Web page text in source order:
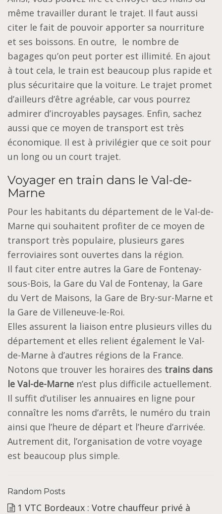
même travailler durant le trajet. Il faut aussi
citer le fait de pouvoir apporter sa nourriture
et ses boissons. En outre, le nombre de
bagages qu’on peut porter est illimité. En ajout
à tout cela, le train est beaucoup plus rapide et
plus sécuritaire que la voiture. Le trajet promet
d’ailleurs d’être agréable, car vous pourrez
admirer d’incroyables paysages. Enfin, sachez
aussi que ce moyen de transport est très
économique. Il est à privilégier que ce soit pour
un long ou un court trajet.
Voyager en train dans le Val-de-
Marne
Pour les habitants du département de le Val-de-
Marne qui souhaitent profiter de ce moyen de
transport très populaire, plusieurs gares
ferroviaires sont ouvertes dans la région.
Il faut citer entre autres la Gare de Fontenay-
sous-Bois, la Gare du Val de Fontenay, la Gare
du Vert de Maisons, la Gare de Bry-sur-Marne et
la Gare de Villeneuve-le-Roi.
Elles assurent la liaison entre plusieurs villes du
département et elles relient également le Val-
de-Marne à d’autres régions de la France.
Notons que trouver les horaires des trains dans
le Val-de-Marne n’est plus difficile actuellement.
Il suffit d’utiliser les annuaires en ligne pour
connaître les noms d’arrêts, le numéro du train
ainsi que l’heure de départ et l’heure d’arrivée.
Autrement dit, l’organisation de votre voyage
est beaucoup plus simple.
Random Posts
1 VTC Bordeaux : Votre chauffeur privé à